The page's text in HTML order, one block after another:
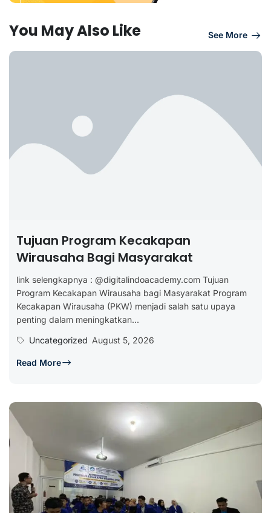
You May Also Like See More
Tujuan Program Kecakapan
Wirausaha Bagi Masyarakat
link selengkapnya : @digitalindoacademy.com Tujuan
Program Kecakapan Wirausaha bagi Masyarakat Program
Kecakapan Wirausaha (PKW) menjadi salah satu upaya
penting dalam meningkatkan...
Uncategorized August 5, 2026
Read More